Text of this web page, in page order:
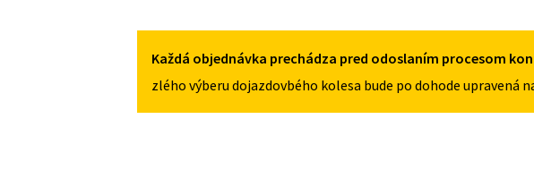
2008-
2014
4X98
Každá objednávka prechádza pred odoslaním procesom
zlého výberu dojazdovbého kolesa bude po dohode upravená